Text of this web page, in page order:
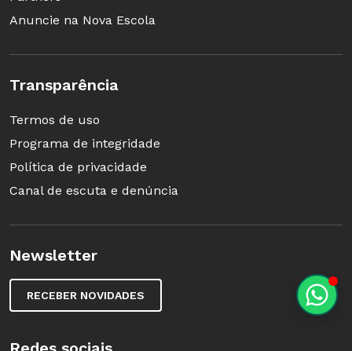
Anuncie na Nova Escola
Transparência
Termos de uso
Programa de integridade
Política de privacidade
Canal de escuta e denúncia
Newsletter
RECEBER NOVIDADES